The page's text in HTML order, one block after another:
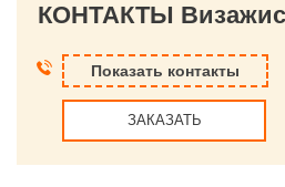
Показать контакты
ЗАКАЗАТЬ